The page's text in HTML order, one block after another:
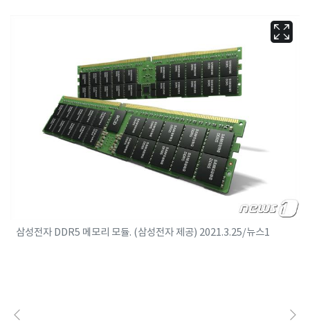
삼성전자 DDR5 메모리 모듈. (삼성전자 제공) 2021.3.25/뉴스1